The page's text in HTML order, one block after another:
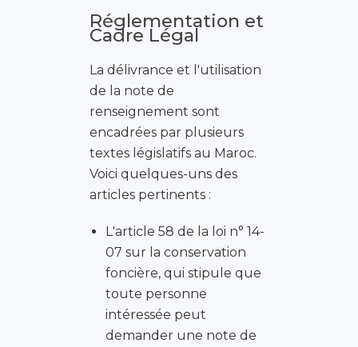
Réglementation et
Cadre Légal
La délivrance et l'utilisation
de la note de
renseignement sont
encadrées par plusieurs
textes législatifs au Maroc.
Voici quelques-uns des
articles pertinents :
L'article 58 de la loi n° 14-
07 sur la conservation
foncière, qui stipule que
toute personne
intéressée peut
demander une note de